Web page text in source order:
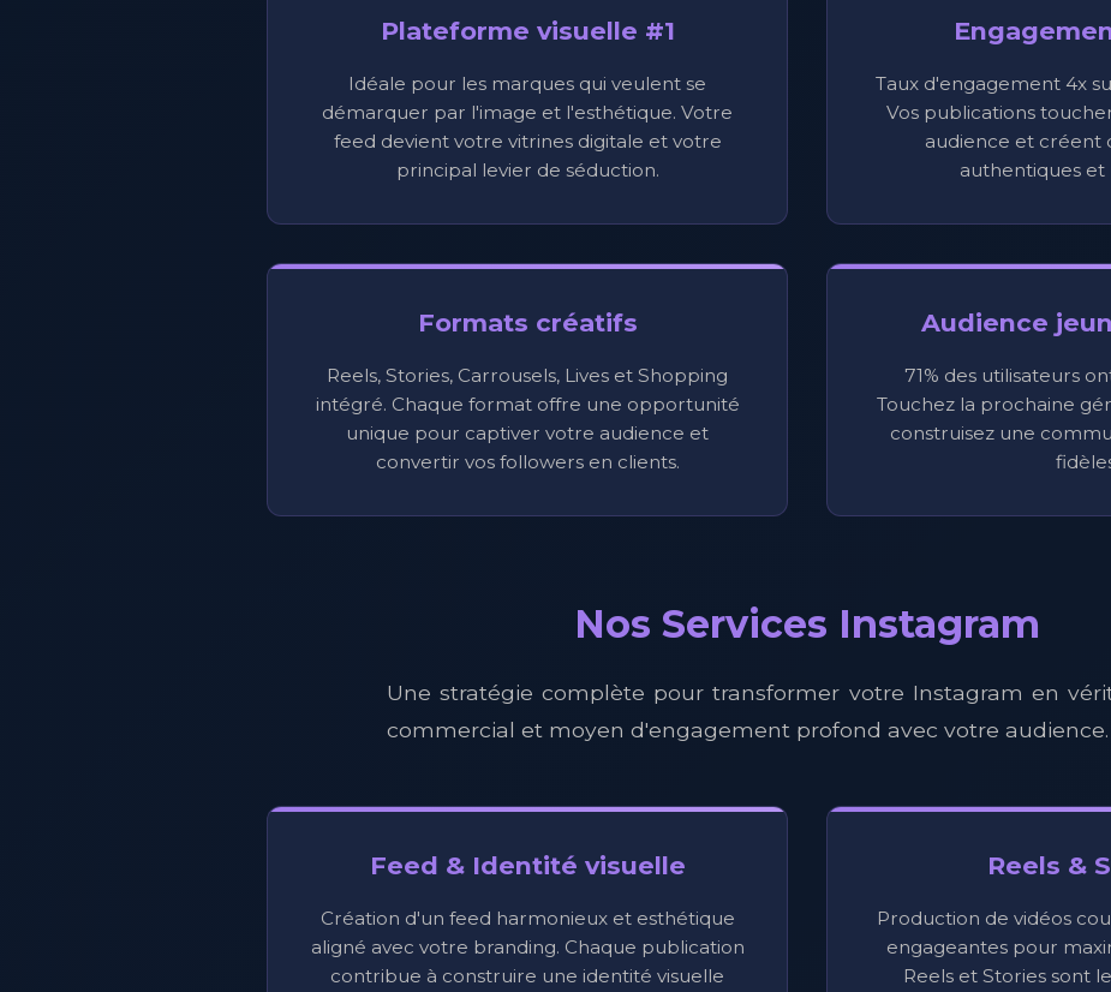
Plateforme visuelle #1
Idéale pour les marques qui veulent se
démarquer par l'image et l'esthétique. Votre
feed devient votre vitrines digitale et votre
principal levier de séduction.
Taux d'engagement 4x
Vos publications
audience et créent
authentiques et
Formats créatifs
Reels, Stories, Carrousels, Lives et Shopping
intégré. Chaque format offre une opportunité
unique pour captiver votre audience et
convertir vos followers en clients.
Audience
71% des utilisateurs
Touchez la prochaine
construisez une
Nos Services Instagram
Une stratégie complète pour transformer votre Instagram en
commercial et moyen d'engagement profond avec votre audience.
Feed & Identité visuelle
Création d'un feed harmonieux et esthétique
aligné avec votre branding. Chaque publication
contribue à construire une identité visuelle
Reels &
Production de vidéos
engageantes pour
Reels et Stories sont